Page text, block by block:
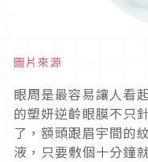
圖片來源
眼周是最容易讓人看
的塑妍逆齡眼膜不只
了，額頭跟眉宇間的
液，只要敷個十分鐘